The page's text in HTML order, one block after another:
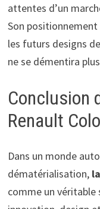
attentes d’un
Son
les futurs designs
ne se démentira
Conclusion
Renault
Dans un monde
dématérialisation,
comme un véritable